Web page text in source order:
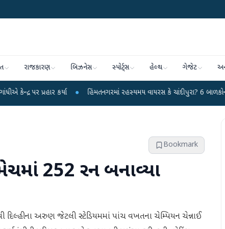
રાજકારણ બિઝનેસ સ્પોર્ટ્સ હેલ્થ ગેજેટ
કર્યા ● હિંમતનગરમાં રહસ્યમય વાયરસ કે ચાંદીપુરા? 6 બાળકોના મોતથી ફફડાટ
Bookmark
252 રન બનાવ્યા
દિલ્હીના અરુણ જેટલી સ્ટેડિયમમાં પાંચ વખતના ચેમ્પિયન ચેન્નાઈ